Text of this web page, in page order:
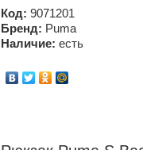
Код: 9071201
Бренд: Puma
Наличие: есть